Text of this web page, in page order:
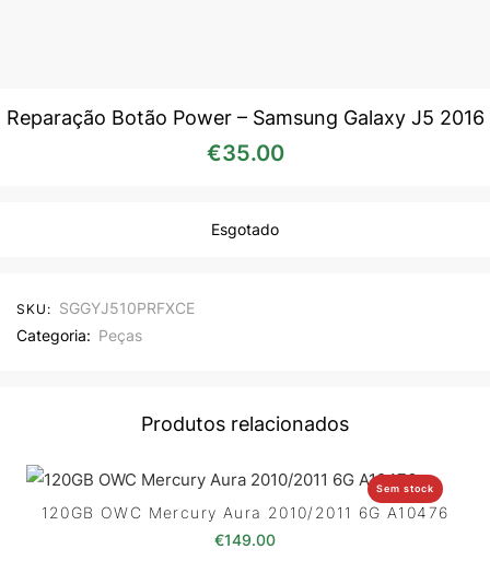
Reparação Botão Power – Samsung Galaxy J5 2016
€35.00
Esgotado
SKU: SGGYJ510PRFXCE
Categoria: Peças
Produtos relacionados
Sem stock
120GB OWC Mercury Aura 2010/2011 6G A10476
€149.00